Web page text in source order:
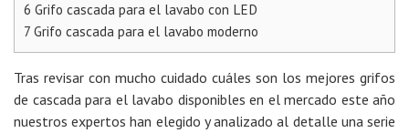
6 Grifo cascada para el lavabo con LED
7 Grifo cascada para el lavabo moderno
Tras revisar con mucho cuidado cuáles son los mejores grifos
de cascada para el lavabo disponibles en el mercado este año
nuestros expertos han elegido y analizado al detalle una serie